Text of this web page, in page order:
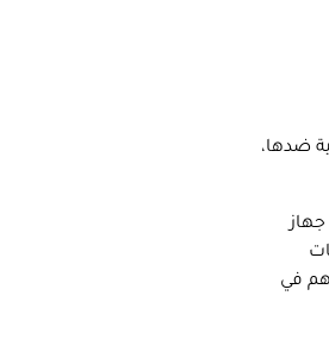
ضدها،
الذاتية “الكردية” في الشمال السوري في 2014 ساهم في